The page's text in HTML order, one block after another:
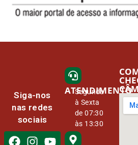
Siga-nos
nas redes
sociais
ATENDIMENTO
Segunda
à Sexta
de 07:30
às 13:30